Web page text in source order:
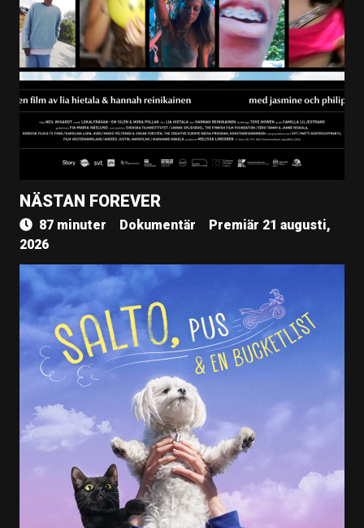
NÄSTAN FOREVER
87 minuter Dokumentär
Premiär 21 augusti,
2026